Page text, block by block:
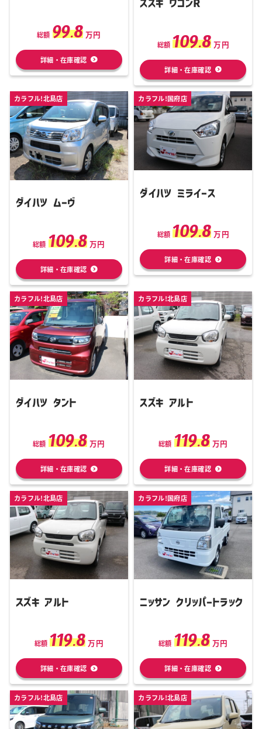
総額 99.8 万円
詳細・在庫確認
スズキ ワゴンR
総額 109.8 万円
詳細・在庫確認
カラフル!北島店
ダイハツ ムーヴ
総額 109.8 万円
詳細・在庫確認
カラフル!国府店
ダイハツ ミライース
総額 109.8 万円
詳細・在庫確認
カラフル!北島店
ダイハツ タント
総額 109.8 万円
詳細・在庫確認
カラフル!北島店
スズキ アルト
総額 119.8 万円
詳細・在庫確認
カラフル!北島店
スズキ アルト
総額 119.8 万円
詳細・在庫確認
カラフル!国府店
ニッサン クリッパートラック
総額 119.8 万円
詳細・在庫確認
カラフル!北島店 カラフル!北島店